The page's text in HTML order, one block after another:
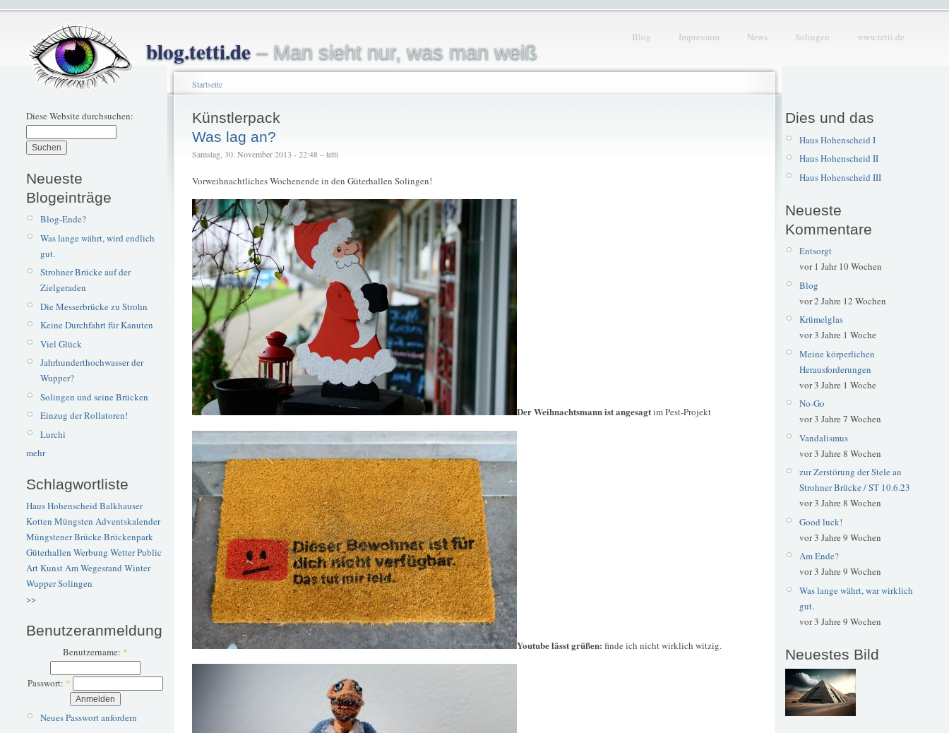
blog.tetti.de– Man sieht nur, was man weiß
Blog Impressum News Solingen www.tetti.de
Diese Website durchsuchen:
Neueste
Blogeinträge
Blog-Ende?
Was lange währt, wird endlich
gut.
Strohner Brücke auf der
Zielgeraden
Die Messerbrücke zu Strohn
Keine Durchfahrt für Kanuten
Viel Glück
Jahrhunderthochwasser der
Wupper?
Solingen und seine Brücken
Einzug der Rollatoren!
Lurchi
mehr
Schlagwortliste
Haus Hohenscheid Balkhauser
Kotten Müngsten Adventskalender
Müngstener BrückeBrückenpark
Güterhallen Werbung WetterPublic
ArtKunstAm Wegesrand Winter
WupperSolingen
>>
Benutzeranmeldung
Benutzername: *
Passwort: *
Neues Passwort anfordern
Startseite
Künstlerpack
Was lag an?
Samstag, 30. November 2013 - 22:48 – tetti
Vorweihnachtliches Wochenende in den Güterhallen Solingen!
Der Weihnachtsmann ist angesagtim Pest-Projekt
Youtube lässt grüßen: finde ich nicht wirklich witzig.
Dies und das
Haus Hohenscheid I
Haus Hohenscheid II
Haus Hohenscheid III
Neueste
Kommentare
Entsorgt
vor 1 Jahr 10 Wochen
Blog
vor 2 Jahre 12 Wochen
Krümelglas
vor 3 Jahre 1 Woche
Meine körperlichen
Herausforderungen
vor 3 Jahre 1 Woche
No-Go
vor 3 Jahre 7 Wochen
Vandalismus
vor 3 Jahre 8 Wochen
zur Zerstörung der Stele an
Strohner Brücke / ST 10.6.23
vor 3 Jahre 8 Wochen
Good luck!
vor 3 Jahre 9 Wochen
Am Ende?
vor 3 Jahre 9 Wochen
Was lange währt, war wirklich
gut.
vor 3 Jahre 9 Wochen
Neuestes Bild